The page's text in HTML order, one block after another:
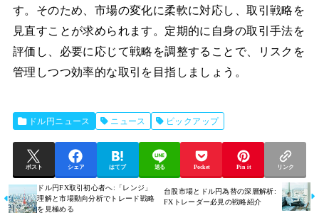
す。そのため、市場の変化に柔軟に対応し、取引戦略を
見直すことが求められます。定期的に自身の取引手法を
評価し、必要に応じて戦略を調整することで、リスクを
管理しつつ効率的な取引を目指しましょう。
ドル円ニュース ニュース ピックアップ
ポスト シェア はてブ 送る Pocket Pin it リンク
ドル円FX取引初心者へ:「レンジ」
理解と市場動向分析でトレード戦略
を見極める
台股市場とドル円為替の深層解析:
FXトレーダー必見の戦略紹介